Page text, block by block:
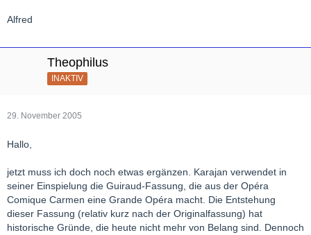
Alfred
Theophilus
INAKTIV
29. November 2005
Hallo,
jetzt muss ich doch noch etwas ergänzen. Karajan verwendet in
seiner Einspielung die Guiraud-Fassung, die aus der Opéra
Comique Carmen eine Grande Opéra macht. Die Entstehung
dieser Fassung (relativ kurz nach der Originalfassung) hat
historische Gründe, die heute nicht mehr von Belang sind. Dennoch